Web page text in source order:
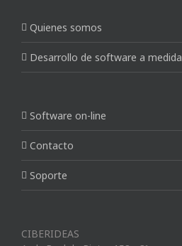
Quienes somos
Desarrollo de software a medida
Software on-line
Contacto
Soporte
CIBERIDEAS